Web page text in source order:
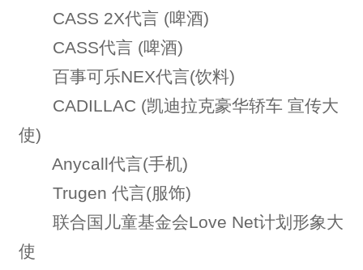
CASS 2X代言 (啤酒)
CASS代言 (啤酒)
百事可乐NEX代言(饮料)
CADILLAC (凯迪拉克豪华轿车 宣传大
使)
Anycall代言(手机)
Trugen 代言(服饰)
联合国儿童基金会Love Net计划形象大
使